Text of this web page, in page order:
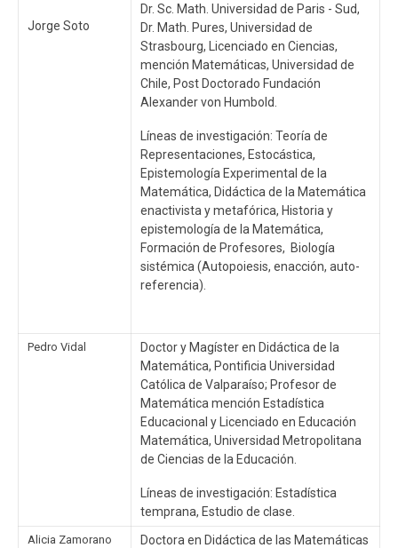
Jorge Soto
Dr. Sc. Math. Universidad de Paris - Sud,
Dr. Math. Pures, Universidad de
Strasbourg, Licenciado en Ciencias,
mención Matemáticas, Universidad de
Chile, Post Doctorado Fundación
Alexander von Humbold.
Líneas de investigación: Teoría de
Representaciones, Estocástica,
Epistemología Experimental de la
Matemática, Didáctica de la Matemática
enactivista y metafórica, Historia y
epistemología de la Matemática,
Formación de Profesores, Biología
sistémica (Autopoiesis, enacción, auto-
referencia).
Pedro Vidal
Doctor y Magíster en Didáctica de la
Matemática, Pontificia Universidad
Católica de Valparaíso; Profesor de
Matemática mención Estadística
Educacional y Licenciado en Educación
Matemática, Universidad Metropolitana
de Ciencias de la Educación.
Líneas de investigación: Estadística
temprana, Estudio de clase.
Alicia Zamorano
Doctora en Didáctica de las Matemáticas